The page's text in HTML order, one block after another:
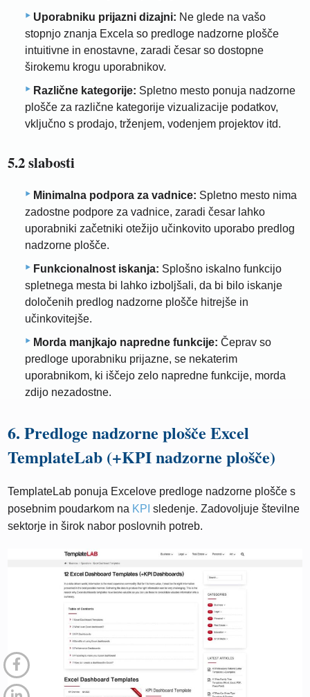
Uporabniku prijazni dizajni: Ne glede na vašo
stopnjo znanja Excela so predloge nadzorne plošče
intuitivne in enostavne, zaradi česar so dostopne
širokemu krogu uporabnikov.
Različne kategorije: Spletno mesto ponuja nadzorne
plošče za različne kategorije vizualizacije podatkov,
vključno s prodajo, trženjem, vodenjem projektov itd.
5.2 slabosti
Minimalna podpora za vadnice: Spletno mesto nima
zadostne podpore za vadnice, zaradi česar lahko
uporabniki začetniki otežijo učinkovito uporabo predlog
nadzorne plošče.
Funkcionalnost iskanja: Splošno iskalno funkcijo
spletnega mesta bi lahko izboljšali, da bi bilo iskanje
določenih predlog nadzorne plošče hitrejše in
učinkovitejše.
Morda manjkajo napredne funkcije: Čeprav so
predloge uporabniku prijazne, se nekaterim
uporabnikom, ki iščejo zelo napredne funkcije, morda
zdijo nezadostne.
6. Predloge nadzorne plošče Excel
TemplateLab (+KPI nadzorne plošče)
TemplateLab ponuja Excelove predloge nadzorne plošče s
posebnim poudarkom na KPI sledenje. Zadovoljuje številne
sektorje in širok nabor poslovnih potreb.